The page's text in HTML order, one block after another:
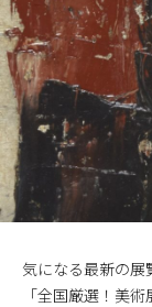
気になる最新の
「全国厳選！美